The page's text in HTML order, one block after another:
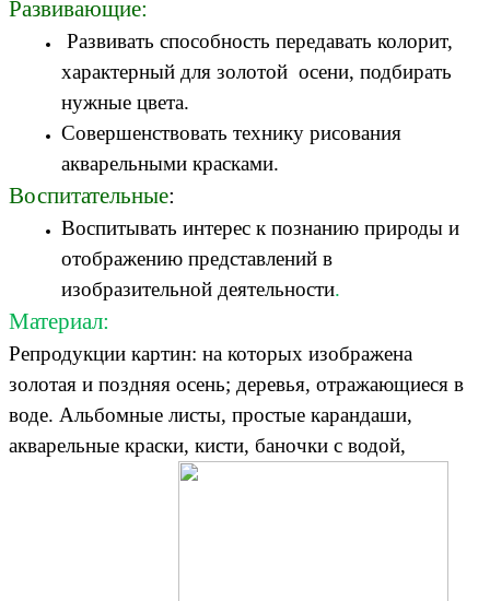
Развивающие:
Развивать способность передавать колорит,
характерный для золотой осени, подбирать
нужные цвета.
Совершенствовать технику рисования
акварельными красками.
Воспитательные:
Воспитывать интерес к познанию природы и
отображению представлений в
изобразительной деятельности.
Материал:
Репродукции картин: на которых изображена
золотая и поздняя осень; деревья, отражающиеся в
воде. Альбомные листы, простые карандаши,
акварельные краски, кисти, баночки с водой,